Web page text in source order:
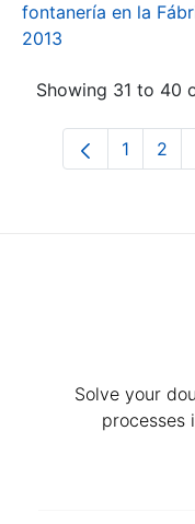
fontanería en la
2013
Showing 31 to 40
Page
1 2
Solve your
processes